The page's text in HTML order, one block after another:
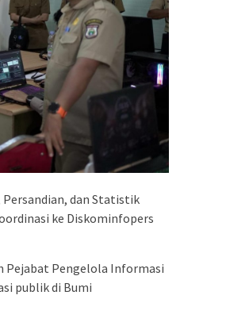
dan Statistik
ke Diskominfopers
Pejabat Pengelola Informasi
publik di Bumi